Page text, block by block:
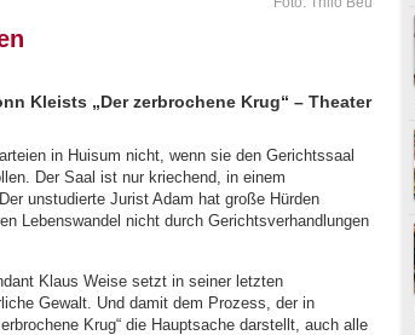
Kleists „Der zerbrochene Krug“ – Theater
in Huisum nicht, wenn sie den Gerichtssaal
Der Saal ist nur kriechend, in einem
unstudierte Jurist Adam hat große Hürden
Lebenswandel nicht durch Gerichtsverhandlungen
Klaus Weise setzt in seiner letzten
Gewalt. Und damit dem Prozess, der in
Krug“ die Hauptsache darstellt, auch alle